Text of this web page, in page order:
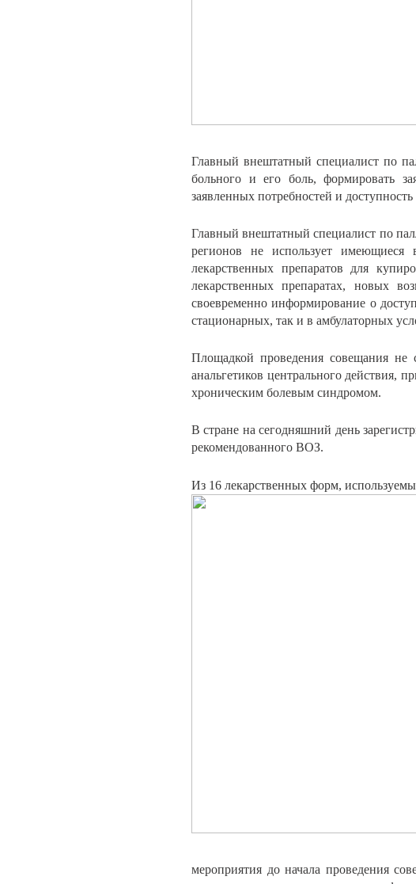
Главный внештатный специалист по
больного и его боль, формировать
заявленных потребностей и
Главный внештатный специалист по
регионов не использует имеющиеся
лекарственных препаратов для
лекарственных препаратах, новых
своевременно информирование о
стационарных, так и в амбулаторных
Площадкой проведения совещания
анальгетиков центрального действия,
хроническим болевым синдромом.
В стране на сегодняшний день
рекомендованного ВОЗ.
Из 16 лекарственных форм,
мероприятия до начала проведения